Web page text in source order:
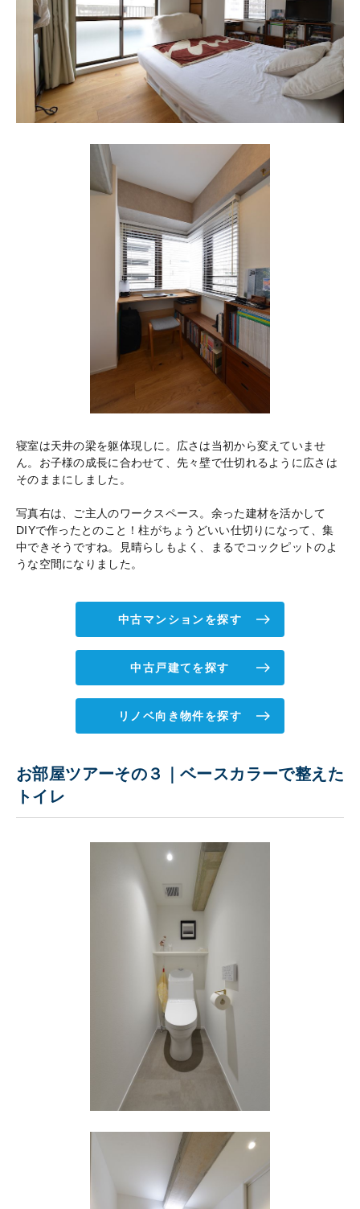
寝室は天井の梁を躯体現しに。広さは当初から変えていませ
ん。お子様の成長に合わせて、先々壁で仕切れるように広さは
そのままにしました。
写真右は、ご主人のワークスペース。余った建材を活かして
DIYで作ったとのこと！柱がちょうどいい仕切りになって、集
中できそうですね。見晴らしもよく、まるでコックピットのよ
うな空間になりました。
中古マンションを探す
中古戸建てを探す
リノベ向き物件を探す
お部屋ツアーその３｜ベースカラーで整えた
トイレ